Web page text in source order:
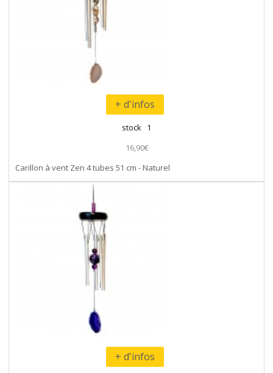
+ d'infos
stock 1
16,90€
Carillon à vent Zen 4 tubes 51 cm - Naturel
+ d'infos